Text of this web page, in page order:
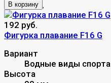
В корзину
192 руб.
Фигурка плавание F16 G
Вариант
Водные виды спорта
Высота